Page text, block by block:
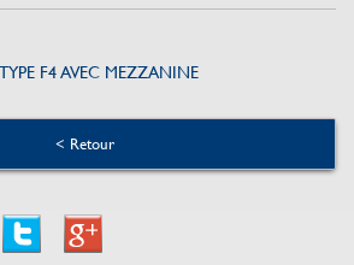
F4 AVEC MEZZANINE
< Retour